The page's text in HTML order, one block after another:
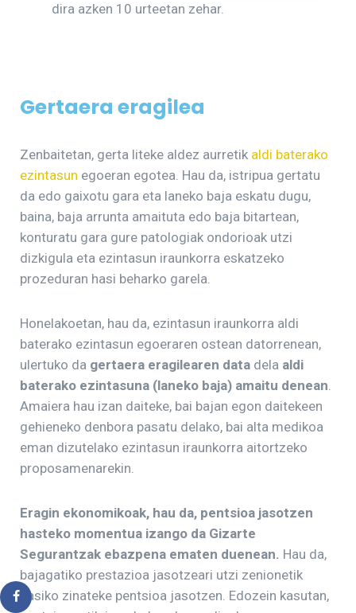
dira azken 10 urteetan zehar.
Gertaera eragilea
Zenbaitetan, gerta liteke aldez aurretik aldi baterako
ezintasun egoeran egotea. Hau da, istripua gertatu
da edo gaixotu gara eta laneko baja eskatu dugu,
baina, baja arrunta amaituta edo baja bitartean,
konturatu gara gure patologiak ondorioak utzi
dizkigula eta ezintasun iraunkorra eskatzeko
prozeduran hasi beharko garela.
Honelakoetan, hau da, ezintasun iraunkorra aldi
baterako ezintasun egoeraren ostean datorrenean,
ulertuko da gertaera eragilearen data dela aldi
baterako ezintasuna (laneko baja) amaitu denean.
Amaiera hau izan daiteke, bai bajan egon daitekeen
gehieneko denbora pasatu delako, bai alta medikoa
eman dizutelako ezintasun iraunkorra aitortzeko
proposamenarekin.
Eragin ekonomikoak, hau da, pentsioa jasotzen
hasteko momentua izango da Gizarte
Segurantzak ebazpena ematen duenean. Hau da,
bajagatiko prestazioa jasotzeari utzi zenionetik
hasiko zinateke pentsioa jasotzen. Edozein kasutan,